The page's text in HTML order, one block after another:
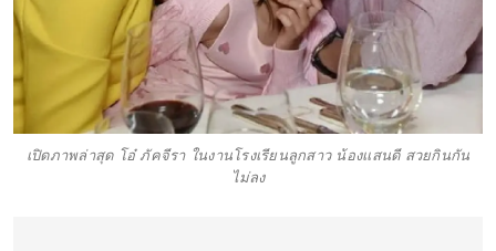
เปิดภาพล่าสุด โอ๋ ภัคจีรา ในงานโรงเรียนลูกสาว น้องเเสนดี สวยกินกัน
ไม่ลง